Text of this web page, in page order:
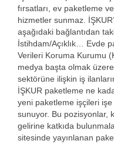
fırsatları, ev paketleme
hizmetler sunmaz.
aşağıdaki bağlantıdan
İstihdam/Açıklık… Evde
Verileri Koruma Kurumu
medya başta olmak
sektörüne ilişkin iş
İŞKUR paketleme ne
yeni paketleme işçileri
sunuyor. Bu pozisyonlar,
gelirine katkıda
sitesinde yayınlanan